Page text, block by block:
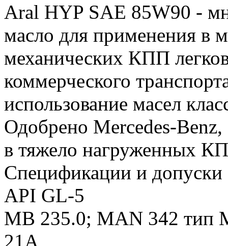
Aral HYP SAE 85W90 -
масло для применения в
механических КПП
коммерческого
использование масел
Одобрено Mercedes-
в тяжело нагруженных
Спецификации и допуски
API GL-5
MB 235.0; MAN 342 тип
21A